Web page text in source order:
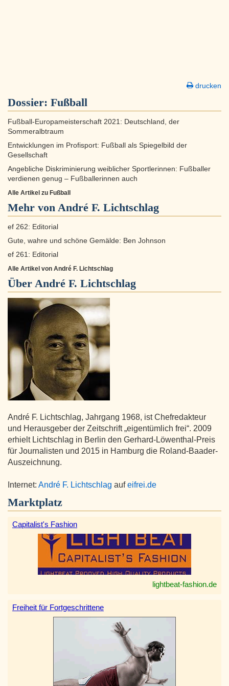
drucken
Dossier: Fußball
Fußball-Europameisterschaft 2021: Deutschland, der
Sommeralbtraum
Entwicklungen im Profisport: Fußball als Spiegelbild der
Gesellschaft
Angebliche Diskriminierung weiblicher Sportlerinnen: Fußballer
verdienen genug – Fußballerinnen auch
Alle Artikel zu Fußball
Mehr von André F. Lichtschlag
ef 262: Editorial
Gute, wahre und schöne Gemälde: Ben Johnson
ef 261: Editorial
Alle Artikel von André F. Lichtschlag
Über André F. Lichtschlag
André F. Lichtschlag, Jahrgang 1968, ist Chefredakteur
und Herausgeber der Zeitschrift „eigentümlich frei“. 2009
erhielt Lichtschlag in Berlin den Gerhard-Löwenthal-Preis
für Journalisten und 2015 in Hamburg die Roland-Baader-
Auszeichnung.
Internet: André F. Lichtschlag aufeifrei.de
Marktplatz
Capitalist's Fashion
lightbeat-fashion.de
Freiheit für Fortgeschrittene